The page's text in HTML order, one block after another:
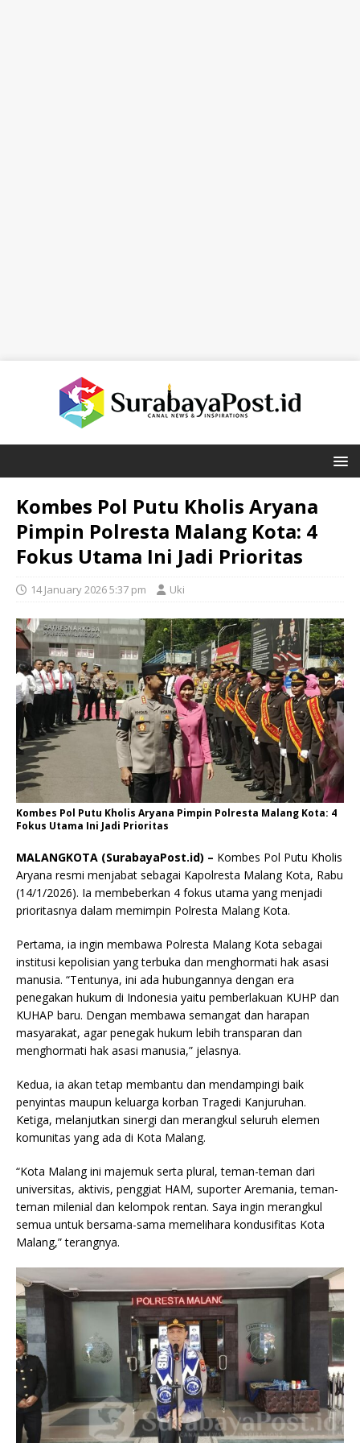
Kombes Pol Putu Kholis Aryana
Pimpin Polresta Malang Kota: 4
Fokus Utama Ini Jadi Prioritas
14 January 2026 5:37 pm Uki
Kombes Pol Putu Kholis Aryana Pimpin Polresta Malang Kota: 4
Fokus Utama Ini Jadi Prioritas
MALANGKOTA (SurabayaPost.id) – Kombes Pol Putu Kholis
Aryana resmi menjabat sebagai Kapolresta Malang Kota, Rabu
(14/1/2026). Ia membeberkan 4 fokus utama yang menjadi
prioritasnya dalam memimpin Polresta Malang Kota.
Pertama, ia ingin membawa Polresta Malang Kota sebagai
institusi kepolisian yang terbuka dan menghormati hak asasi
manusia. “Tentunya, ini ada hubungannya dengan era
penegakan hukum di Indonesia yaitu pemberlakuan KUHP dan
KUHAP baru. Dengan membawa semangat dan harapan
masyarakat, agar penegak hukum lebih transparan dan
menghormati hak asasi manusia,” jelasnya.
Kedua, ia akan tetap membantu dan mendampingi baik
penyintas maupun keluarga korban Tragedi Kanjuruhan.
Ketiga, melanjutkan sinergi dan merangkul seluruh elemen
komunitas yang ada di Kota Malang.
“Kota Malang ini majemuk serta plural, teman-teman dari
universitas, aktivis, penggiat HAM, suporter Aremania, teman-
teman milenial dan kelompok rentan. Saya ingin merangkul
semua untuk bersama-sama memelihara kondusifitas Kota
Malang,” terangnya.